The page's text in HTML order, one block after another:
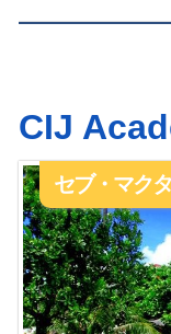
CIJ
セブ・マク